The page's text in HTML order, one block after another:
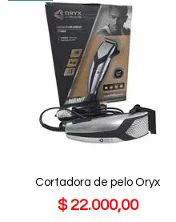
Cortadora de pelo Oryx
Precio
$ 22.000,00